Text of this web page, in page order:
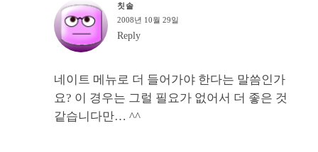
칫솔
2008년 10월 29일
Reply
네이트 메뉴로 더 들어가야 한다는 말씀인가
요? 이 경우는 그럴 필요가 없어서 더 좋은 것
같습니다만… ^^